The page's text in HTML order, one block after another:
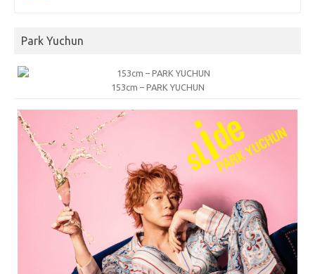
Park Yuchun
153cm – PARK YUCHUN